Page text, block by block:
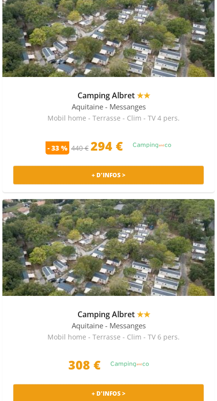
Camping Albret★★
Aquitaine - Messanges
Mobil home - Terrasse - Clim - TV 4 pers.
- 33 % 440 € 294 €
+ D'INFOS >
Camping Albret★★
Aquitaine - Messanges
Mobil home - Terrasse - Clim - TV 6 pers.
308 €
+ D'INFOS >